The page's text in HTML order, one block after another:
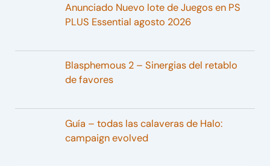
Anunciado Nuevo lote de Juegos en PS
PLUS Essential agosto 2026
Blasphemous 2 – Sinergias del retablo
de favores
Guía – todas las calaveras de Halo:
campaign evolved